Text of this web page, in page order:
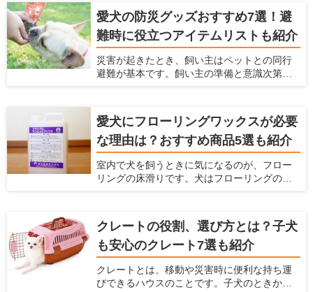
が大変という悩みもあると思います。 サロン
でバリカンをしてもらうこともできますが、
自宅でお手入れとしてバリカンをしてあげた
いという飼い主さんも多いと思います。そこ
で今回は、ペット用バリカンの選び方とス
ムーズに足裏や顔の毛をケアできるおすすめ
愛犬の防災グッズおすすめ7選！避
難時に役立つアイテムリストも紹介
災害が起きたとき、飼い主はペットとの同行
避難が基本です。飼い主の準備と意識次第
どんな防災グッズを用意しておけばよいで
しょうか。 愛犬の安全と健康を守るため、ラ
イフラインの停止を想定して、今から必要な
防災グッズを備蓄しておきましょう。ここで
は、避難生活に必要なアイテムリストとおす
すめの防災グッズを紹介します。
愛犬にフローリングワックスが必要
な理由は？おすすめ商品5選も紹介
室内で犬を飼うときに気になるのが、フロー
リングの床滑りです。犬はフローリングの上
間で過ごしたいなら、ペット対応可のフロー
リングワックスがおすすめです。床に塗るだ
けで滑り止めやキズ防止効果が得られます。
この記事では、フローリングワックスを選ぶ
ポイントとフロアコーティングとの違い、お
すすめ商品5つを紹介します。
クレートの役割、選び方とは？子犬
も安心のクレート7選も紹介
クレートとは、移動や災害時に便利な持ち運
びできるハウスのことです。子犬のときから